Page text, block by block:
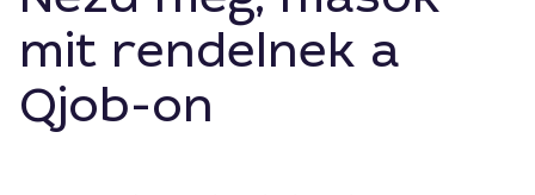
mit rendelnek a
Qjob-on